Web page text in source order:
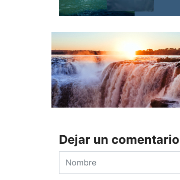
Dejar un comentario